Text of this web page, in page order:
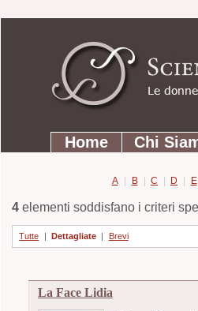
contenuti.
Strumenti
personali
SezioniHome Chi
A | B | C | D | E
4elementi soddisfano i criteri
Tutte | Dettagliate | Brevi
La Face Lidia